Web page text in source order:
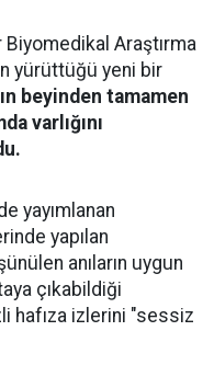
Araştırma
yürüttüğü yeni bir
beyinden tamamen
varlığını
yayımlanan
yapılan
anıların uygun
çıkabildiği
hafıza izlerini "sessiz